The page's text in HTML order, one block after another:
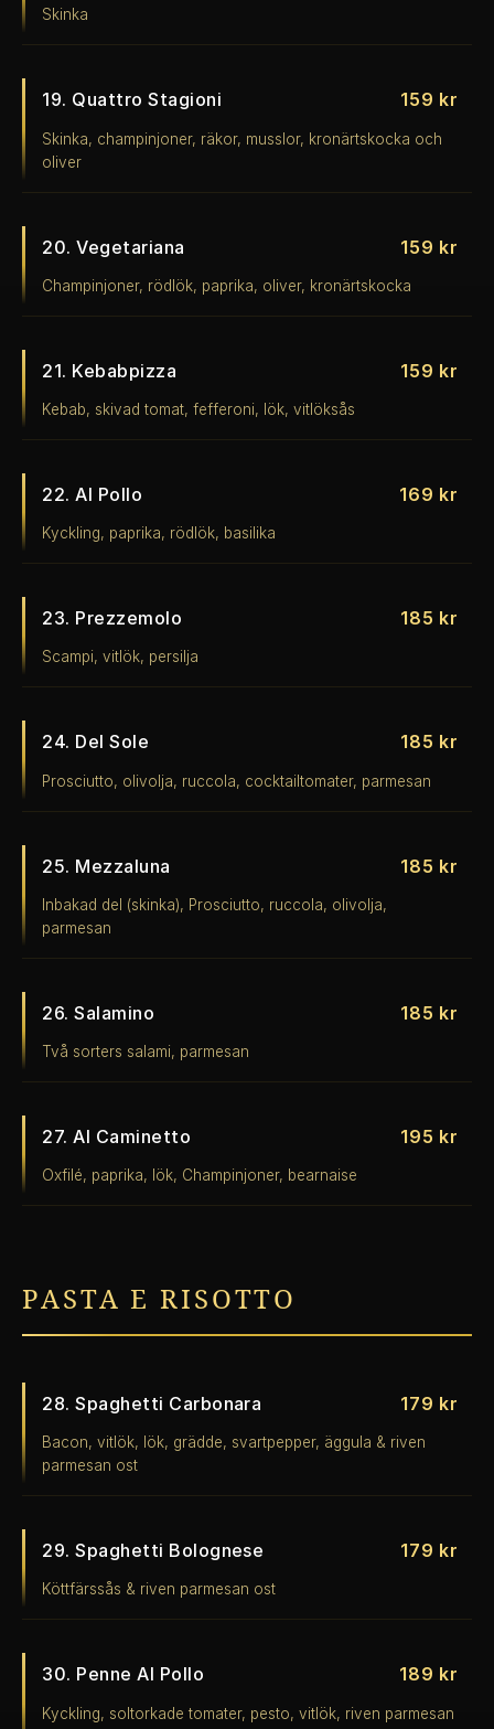
Skinka
19. Quattro Stagioni 159 kr
Skinka, champinjoner, räkor, musslor, kronärtskocka och
oliver
20. Vegetariana 159 kr
Champinjoner, rödlök, paprika, oliver, kronärtskocka
21. Kebabpizza 159 kr
Kebab, skivad tomat, fefferoni, lök, vitlöksås
22. Al Pollo 169 kr
Kyckling, paprika, rödlök, basilika
23. Prezzemolo 185 kr
Scampi, vitlök, persilja
24. Del Sole 185 kr
Prosciutto, olivolja, ruccola, cocktailtomater, parmesan
25. Mezzaluna 185 kr
Inbakad del (skinka), Prosciutto, ruccola, olivolja,
parmesan
26. Salamino 185 kr
Två sorters salami, parmesan
27. Al Caminetto 195 kr
Oxfilé, paprika, lök, Champinjoner, bearnaise
PASTA E RISOTTO
28. Spaghetti Carbonara 179 kr
Bacon, vitlök, lök, grädde, svartpepper, äggula & riven
parmesan ost
29. Spaghetti Bolognese 179 kr
Köttfärssås & riven parmesan ost
30. Penne Al Pollo 189 kr
Kyckling, soltorkade tomater, pesto, vitlök, riven parmesan